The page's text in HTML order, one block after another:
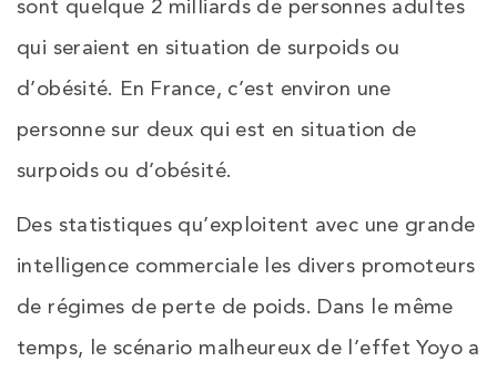
sont quelque 2 milliards de personnes adultes
qui seraient en situation de surpoids ou
d’obésité. En France, c’est environ une
personne sur deux qui est en situation de
surpoids ou d’obésité.
Des statistiques qu’exploitent avec une grande
intelligence commerciale les divers promoteurs
de régimes de perte de poids. Dans le même
temps, le scénario malheureux de l’effet Yoyo a